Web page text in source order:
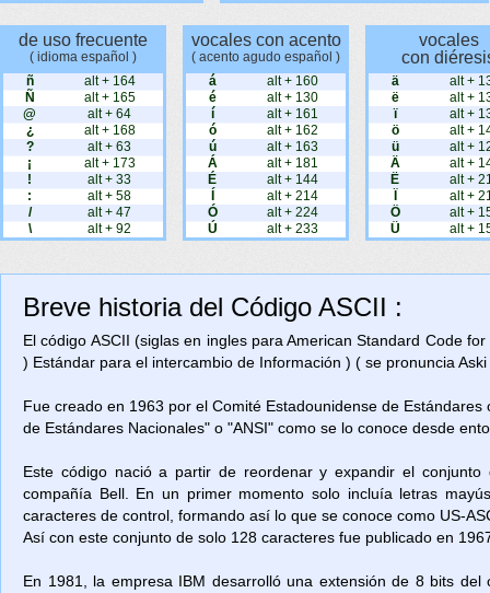
de uso frecuente
( idioma español )
ñ
alt + 164
Ñ
alt + 165
@
alt + 64
¿
alt + 168
?
alt + 63
¡
alt + 173
!
alt + 33
:
alt + 58
/
alt + 47
\
alt + 92
vocales con acento
( acento agudo español )
á
alt + 160
é
alt + 130
í
alt + 161
ó
alt + 162
ú
alt + 163
Á
alt + 181
É
alt + 144
alt + 214
Ó
alt + 224
Ú
alt + 233
vocales
con
ä
alt +
ë
alt +
ï
alt +
ö
alt +
ü
alt +
Ä
alt +
Ë
alt +
alt +
Ö
alt +
Ü
alt +
Breve historia del Código ASCII :
El código ASCII (siglas en ingles para American Standard Code
) Estándar para el intercambio de Información ) ( se pronuncia Aski
Fue creado en 1963 por el Comité Estadounidense de
de Estándares Nacionales" o "ANSI" como se lo conoce desde
Este código nació a partir de reordenar y expandir el
compañía Bell. En un primer momento solo incluía letras
caracteres de control, formando así lo que se conoce como US-
Así con este conjunto de solo 128 caracteres fue publicado en
En 1981, la empresa IBM desarrolló una extensión de 8 bits